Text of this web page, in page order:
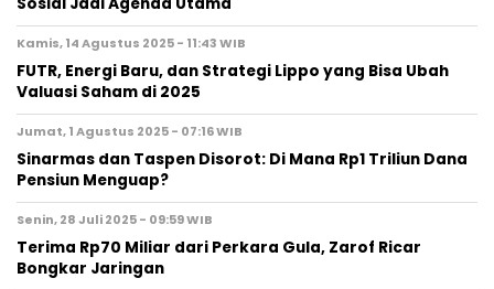
Kamis, 14 Agustus 2025 - 11:43 WIB
FUTR, Energi Baru, dan Strategi Lippo yang Bisa Ubah
Valuasi Saham di 2025
Jumat, 1 Agustus 2025 - 07:16 WIB
Sinarmas dan Taspen Disorot: Di Mana Rp1 Triliun Dana
Pensiun Menguap?
Senin, 28 Juli 2025 - 09:59 WIB
Terima Rp70 Miliar dari Perkara Gula, Zarof Ricar
Bongkar Jaringan